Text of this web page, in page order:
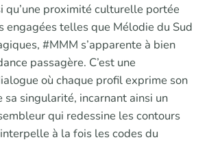
qu’une proximité culturelle portée
engagées telles que Mélodie du Sud
#MMM s’apparente à bien
passagère. C’est une
où chaque profil exprime son
sa singularité, incarnant ainsi un
qui redessine les contours
à la fois les codes du